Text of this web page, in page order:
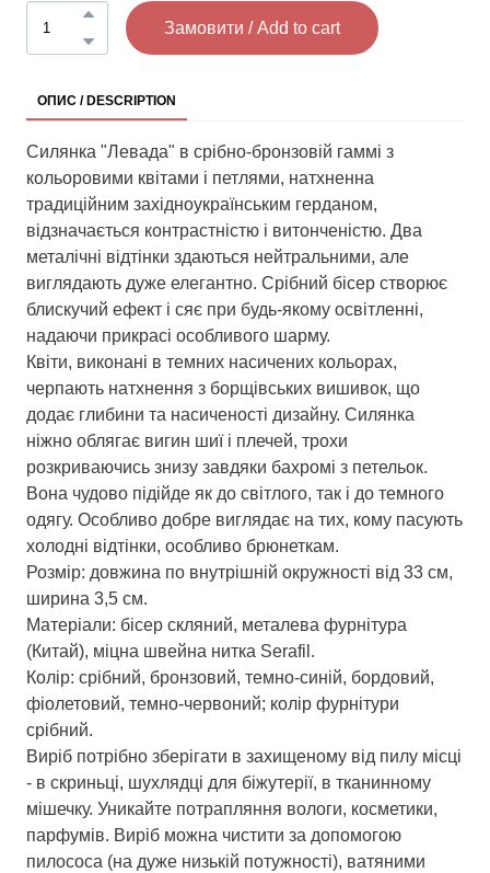
Замовити / Add to cart
ОПИС / DESCRIPTION
Силянка "Левада" в срібно-бронзовій гаммі з
кольоровими квітами і петлями, натхненна
традиційним західноукраїнським герданом,
відзначається контрастністю і витонченістю. Два
металічні відтінки здаються нейтральними, але
виглядають дуже елегантно. Срібний бісер створює
блискучий ефект і сяє при будь-якому освітленні,
надаючи прикрасі особливого шарму.
Квіти, виконані в темних насичених кольорах,
черпають натхнення з борщівських вишивок, що
додає глибини та насиченості дизайну. Силянка
ніжно облягає вигин шиї і плечей, трохи
розкриваючись знизу завдяки бахромі з петельок.
Вона чудово підійде як до світлого, так і до темного
одягу. Особливо добре виглядає на тих, кому пасують
холодні відтінки, особливо брюнеткам.
Розмір: довжина по внутрішній окружності від 33 см,
ширина 3,5 см.
Матеріали: бісер скляний, металева фурнітура
(Китай), міцна швейна нитка Serafil.
Колір: срібний, бронзовий, темно-синій, бордовий,
фіолетовий, темно-червоний; колір фурнітури
срібний.
Виріб потрібно зберігати в захищеному від пилу місці
- в скриньці, шухлядці для біжутерії, в тканинному
мішечку. Уникайте потрапляння вологи, косметики,
парфумів. Виріб можна чистити за допомогою
пилососа (на дуже низькій потужності), ватяними